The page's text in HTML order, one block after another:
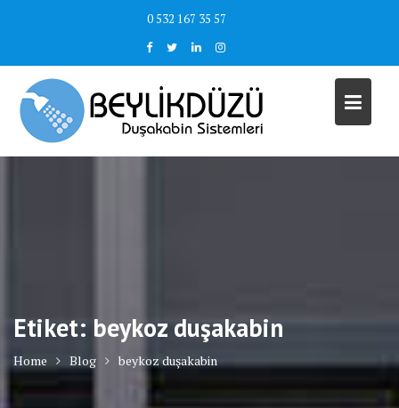
0 532 167 35 57
Etiket: beykoz duşakabin
Home Blog beykoz duşakabin